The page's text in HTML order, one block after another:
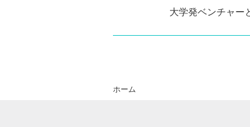
大学発ベンチャー
ホーム